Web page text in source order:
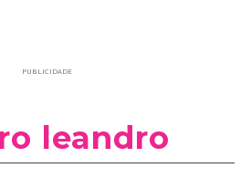
PUBLICIDADE
leandro